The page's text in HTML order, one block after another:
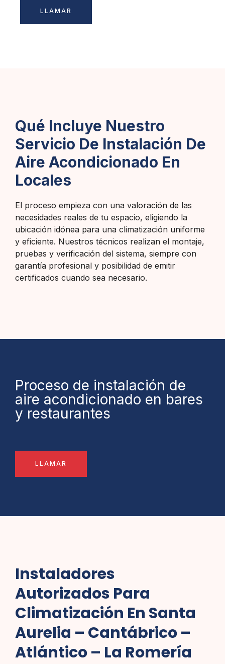
LLAMAR
Qué Incluye Nuestro
Servicio De Instalación De
Aire Acondicionado En
Locales
El proceso empieza con una valoración de las
necesidades reales de tu espacio, eligiendo la
ubicación idónea para una climatización uniforme
y eficiente. Nuestros técnicos realizan el montaje,
pruebas y verificación del sistema, siempre con
garantía profesional y posibilidad de emitir
certificados cuando sea necesario.
Proceso de instalación de
aire acondicionado en bares
y restaurantes
LLAMAR
Instaladores
Autorizados Para
Climatización En Santa
Aurelia – Cantábrico –
Atlántico – La Romería